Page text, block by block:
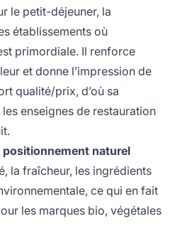
le petit-déjeuner, la
établissements où
primordiale. Il renforce
et donne l’impression de
qualité/prix, d’où sa
enseignes de restauration
naturel
la fraîcheur, les ingrédients
ce qui en fait
les marques bio, végétales